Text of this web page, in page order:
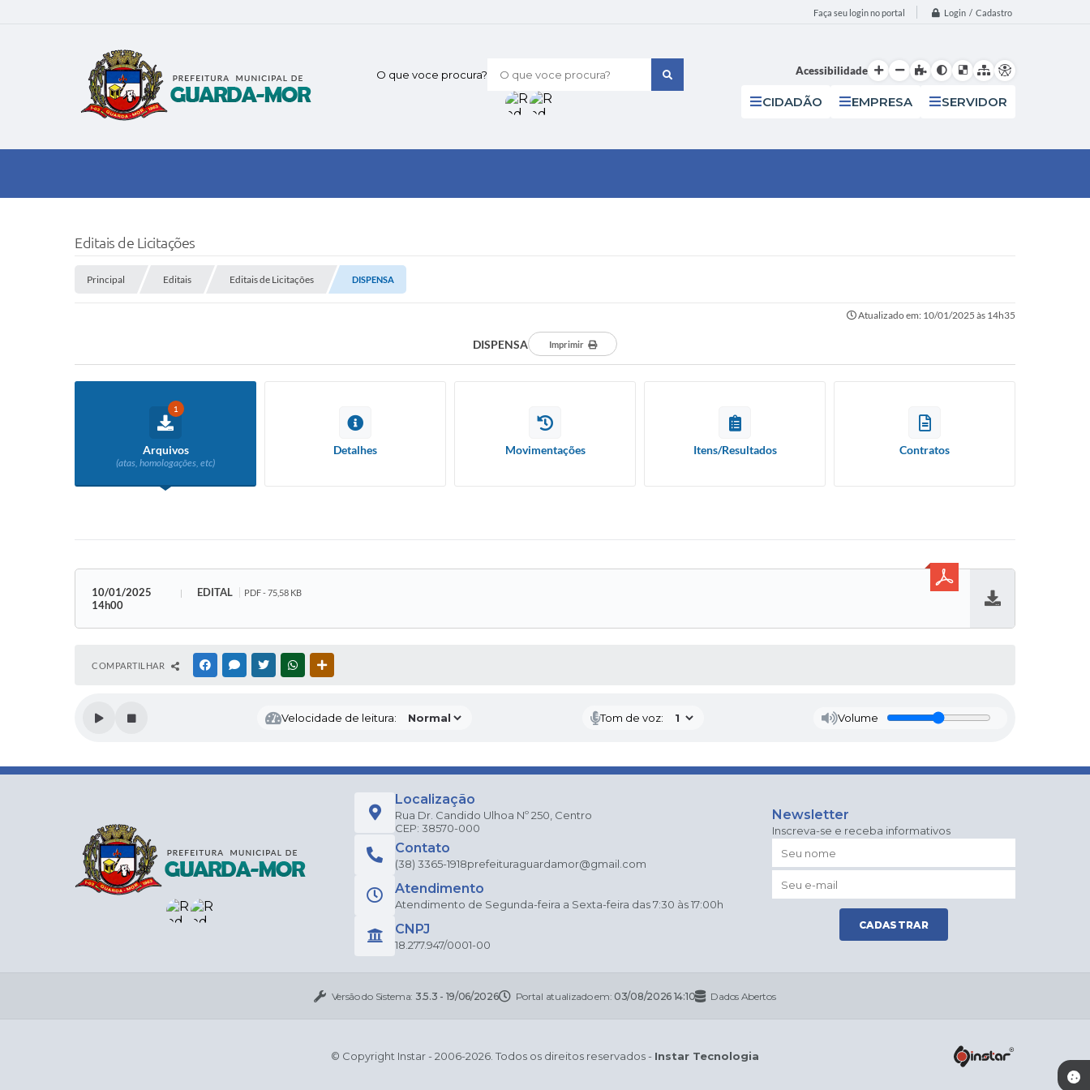
Faça seu login no portal Login / Cadastro
O que voce procura? Acessibilidade
CIDADÃO EMPRESA SERVIDOR
Editais de Licitações
Principal Editais Editais de Licitações DISPENSA
Atualizado em: 10/01/2025 às 14h35
DISPENSA Imprimir
1
Arquivos
(atas, homologações, etc)
Detalhes Movimentações Itens/Resultados Contratos
10/01/2025
14h00
EDITAL PDF - 75,58 KB
COMPARTILHAR FACEBOOKMESSENGER
TWITTERWHATSAPP
Velocidade de leitura: Tom de voz: Volume
Localização
Rua Dr. Candido Ulhoa Nº 250, Centro
CEP: 38570-000
Contato
(38) 3365-1918prefeituraguardamor@gmail.com
Atendimento
Atendimento de Segunda-feira a Sexta-feira das 7:30 às 17:00h
CNPJ
18.277.947/0001-00
Newsletter
Inscreva-se e receba informativos
CADASTRAR
Versão do Sistema: 3.5.3 - 19/06/2026 Portal atualizado em: 03/08/2026 14:10 Dados Abertos
© Copyright Instar - 2006-2026. Todos os direitos reservados - Instar Tecnologia